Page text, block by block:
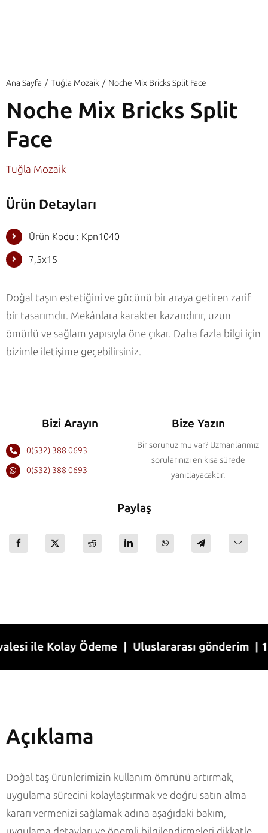
Ana Sayfa Tuğla Mozaik Noche Mix Bricks Split Face
Noche Mix Bricks Split
Face
Tuğla Mozaik
Ürün Detayları
Ürün Kodu : Kpn1040
7,5x15
Doğal taşın estetiğini ve gücünü bir araya getiren zarif
bir tasarımdır. Mekânlara karakter kazandırır, uzun
ömürlü ve sağlam yapısıyla öne çıkar. Daha fazla bilgi için
bizimle iletişime geçebilirsiniz.
Bizi Arayın
0(532) 388 0693
0(532) 388 0693
Bize Yazın
Bir sorunuz mu var? Uzmanlarımız
sorularınızı en kısa sürede
yanıtlayacaktır.
Paylaş
Kolay Ödeme | Uluslararası gönderim | 1-7
Açıklama
Doğal taş ürünlerimizin kullanım ömrünü artırmak,
uygulama sürecini kolaylaştırmak ve doğru satın alma
kararı vermenizi sağlamak adına aşağıdaki bakım,